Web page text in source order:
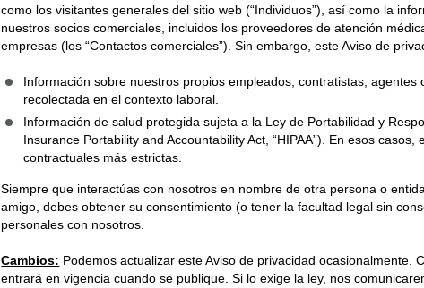
como los visitantes generales del sitio web (“Individuos”), así como la
nuestros socios comerciales, incluidos los proveedores de atención
empresas (los “Contactos comerciales”). Sin embargo, este Aviso de
Información sobre nuestros propios empleados, contratistas,
recolectada en el contexto laboral.
Información de salud protegida sujeta a la Ley de Portabilidad y
Insurance Portability and Accountability Act, “HIPAA”). En esos
contractuales más estrictas.
Siempre que interactúas con nosotros en nombre de otra persona o
amigo, debes obtener su consentimiento (o tener la facultad legal sin
personales con nosotros.
Cambios: Podemos actualizar este Aviso de privacidad ocasionalmente.
entrará en vigencia cuando se publique. Si lo exige la ley, nos